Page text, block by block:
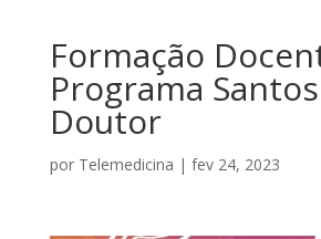
Formação
Programa
Doutor
por Telemedicina | fev 24, 2023